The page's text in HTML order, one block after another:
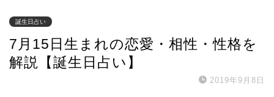
誕生日占い
7月15日生まれの恋愛・相性・性格を
解説【誕生日占い】
2019年9月8日